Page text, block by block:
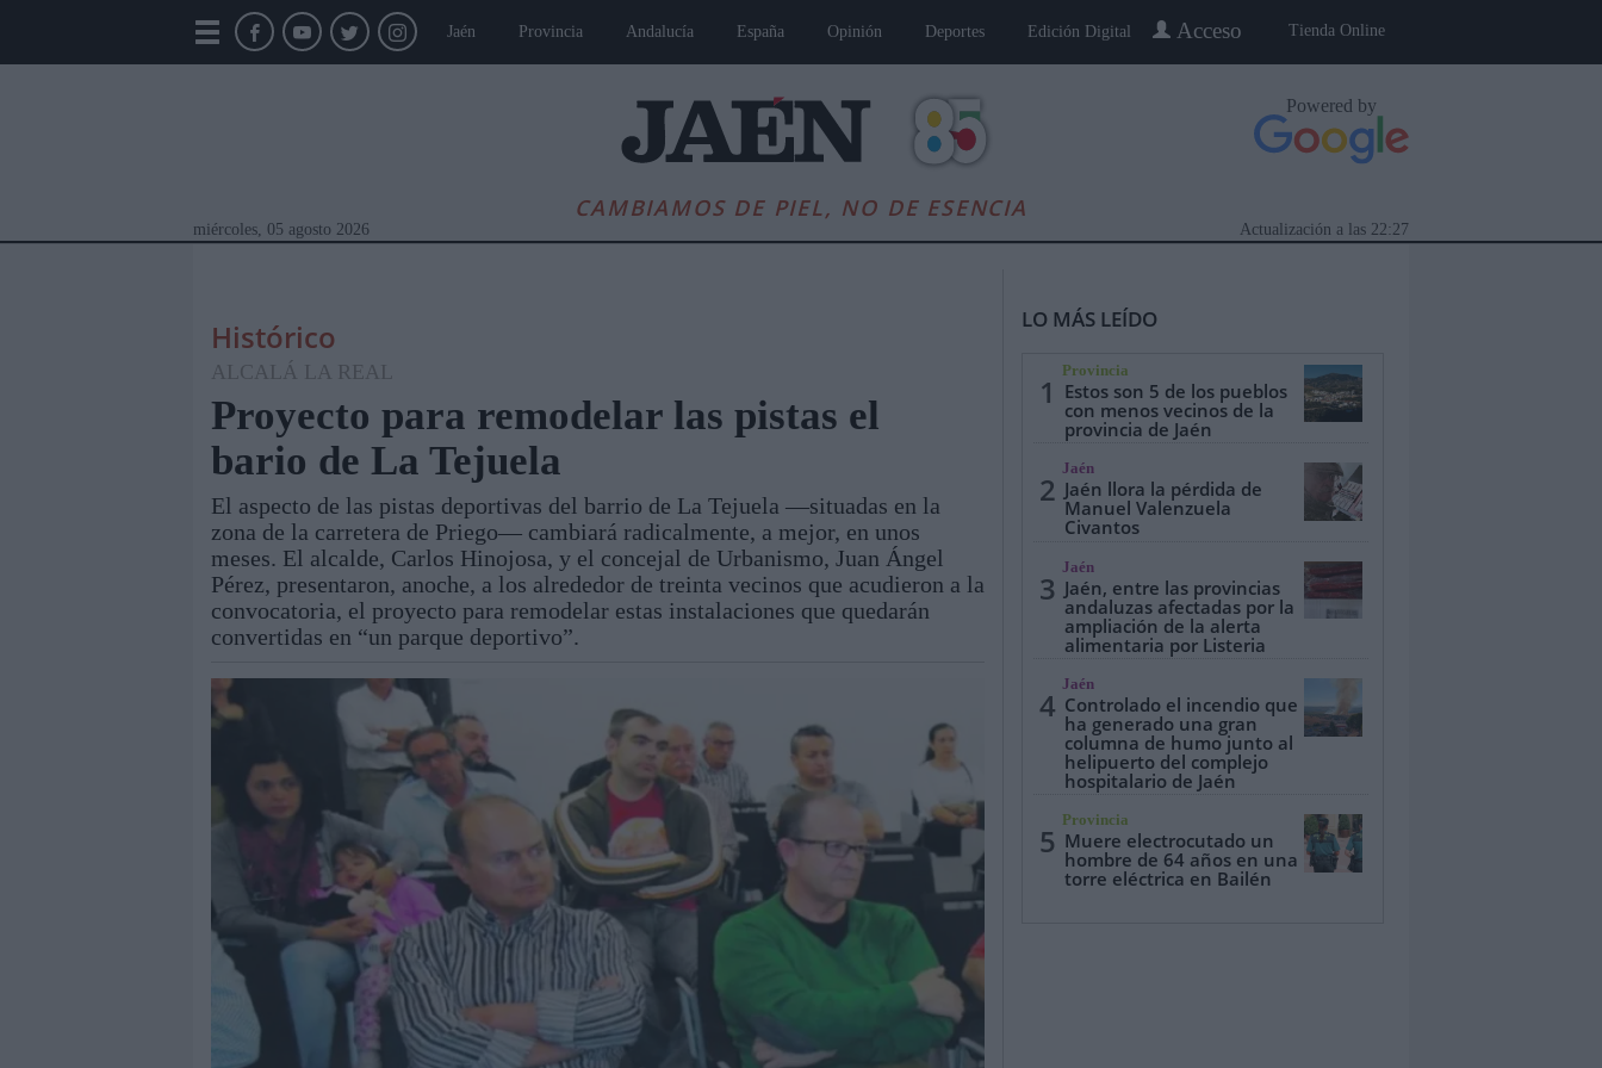
Tienda Online
Acceso
Jaén Provincia Andalucía España Opinión Deportes Edición Digital
CAMBIAMOS DE PIEL, NO DE ESENCIA
Powered by
miércoles, 05 agosto 2026 22:27
Actualización a las
Módulos Portada Jaén Provincia Linares Jaén, Pueblo a Pueblo Especiales
Histórico
ALCALÁ LA REAL
Proyecto para remodelar las pistas el
bario de La Tejuela
El aspecto de las pistas deportivas del barrio de La Tejuela —situadas en la
zona de la carretera de Priego— cambiará radicalmente, a mejor, en unos
meses. El alcalde, Carlos Hinojosa, y el concejal de Urbanismo, Juan Ángel
Pérez, presentaron, anoche, a los alrededor de treinta vecinos que acudieron a la
convocatoria, el proyecto para remodelar estas instalaciones que quedarán
convertidas en “un parque deportivo”.
LO MÁS LEÍDO
1
Provincia
Estos son 5 de los pueblos
con menos vecinos de la
provincia de Jaén
2
Jaén
Jaén llora la pérdida de
Manuel Valenzuela
Civantos
3
Jaén
Jaén, entre las provincias
andaluzas afectadas por la
ampliación de la alerta
alimentaria por Listeria
4
Jaén
Controlado el incendio que
ha generado una gran
columna de humo junto al
helipuerto del complejo
hospitalario de Jaén
5
Provincia
Muere electrocutado un
hombre de 64 años en una
torre eléctrica en Bailén